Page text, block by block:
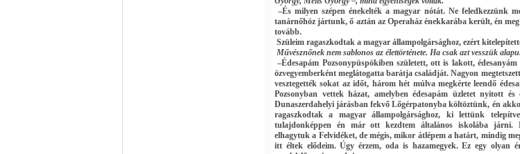
–És milyen szépen énekelték a magyar nótát. Ne feledkezzünk
tanárnőhöz jártunk, ő aztán az Operaház énekkarába került, én
tovább.
Szüleim ragaszkodtak a magyar állampolgársághoz, ezért
Művésznőnek nem sablonos az élettörténete. Ha csak azt vesszük
–Édesapám Pozsonypüspökiben született, ott is lakott,
özvegyemberként meglátogatta barátja családját. Nagyon
vesztegették sokat az időt, három hét múlva megkérte leendő
Pozsonyban vettek házat, amelyben édesapám üzletet nyitott
Dunaszerdahelyi járásban fekvő Lőgérpatonyba költöztünk, én
ragaszkodtak a magyar állampolgársághoz, ki lettünk
tulajdonképpen én már ott kezdtem általános iskolába járni.
elhagytuk a Felvidéket, de mégis, mikor átlépem a határt, mindig
itt éltek elődeim. Úgy érzem, oda is hazamegyek. Ez egy olyan